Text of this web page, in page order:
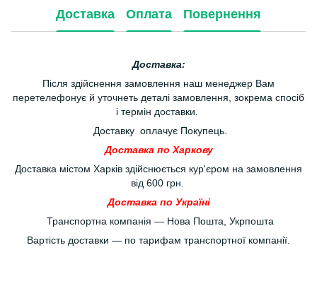
Доставка Оплата Повернення
Доставка:
Після здійснення замовлення наш менеджер Вам
перетелефонує й уточнеть деталі замовлення, зокрема спосіб
і термін доставки.
Доставку оплачує Покупець.
Доставка по Харкову
Доставка містом Харків здійснюється кур'єром на замовлення
від 600 грн.
Доставка по Україні
Транспортна компанія — Нова Пошта, Укрпошта
Вартість доставки — по тарифам транспортної компанії.